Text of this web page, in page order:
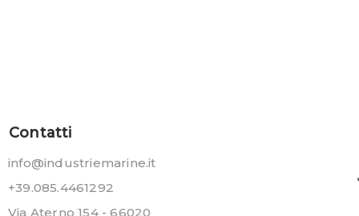
Contatti
info@industriemarine.it
+39.085.4461292
Via Aterno 154 - 66020